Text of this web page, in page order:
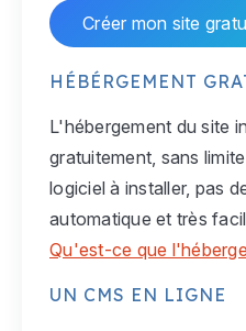
Créer mon site
HÉBÉRGEMENT
L'hébergement du site
gratuitement, sans
logiciel à installer, pas
automatique et très
Qu'est-ce que
UN CMS EN LIGNE